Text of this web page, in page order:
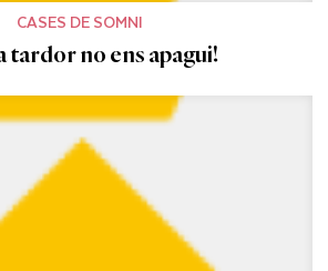
CASES DE SOMNI
tardor no ens apagui!